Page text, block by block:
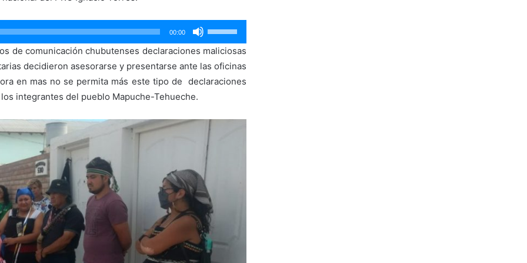
00:00
las
teclas
de
flecha
para
aumentar
o
volumen.
de comunicación chubutenses declaraciones maliciosas
decidieron asesorarse y presentarse ante las oficinas
en mas no se permita más este tipo de declaraciones
integrantes del pueblo Mapuche-Tehueche.